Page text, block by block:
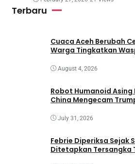
Terbaru
Cuaca Aceh Berubah
Warga Tingkatkan
August 4, 2026
Robot Humanoid Asing
China Mengecam
July 31, 2026
Febrie Diperiksa Sejak
Ditetapkan Tersangka